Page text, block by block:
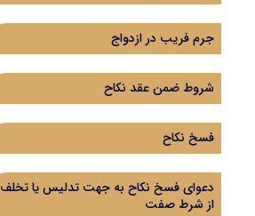
جرم فریب در ازدواج
شروط ضمن عقد نکاح
فسخ نکاح
دعوای فسخ نکاح به جهت تدلیس یا تخلف
از شرط صفت